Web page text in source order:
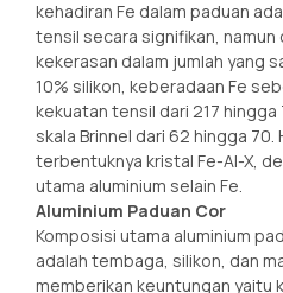
kehadiran Fe dalam paduan
tensil secara signifikan,
kekerasan dalam jumlah yang
10% silikon, keberadaan Fe
kekuatan tensil dari 217 hingga
skala Brinnel dari 62 hingga
terbentuknya kristal Fe-Al-X,
utama aluminium selain Fe.
Aluminium Paduan Cor
Komposisi utama aluminium
adalah tembaga, silikon, dan
memberikan keuntungan yaitu